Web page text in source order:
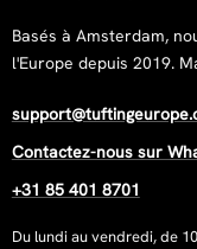
Rating: 5/5
Fijn om me te
Primary Tufting Cloth
romeo.prandea-4105
Hi ! I have tested all
Wed Feb 05 2025
Basés à Amsterdam,
l'Europe depuis 2019.
Contactez-nous sur
+31 85 401 8701
Du lundi au vendredi, de